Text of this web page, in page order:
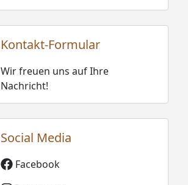
Kontakt-Formular
Wir freuen uns auf Ihre
Nachricht!
Social Media
Facebook